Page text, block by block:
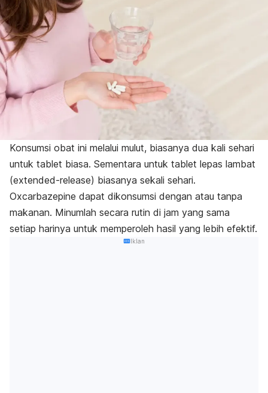
Konsumsi obat ini melalui mulut, biasanya dua kali sehari
untuk tablet biasa. Sementara untuk tablet lepas lambat
(extended-release) biasanya sekali sehari.
Oxcarbazepine dapat dikonsumsi dengan atau tanpa
makanan. Minumlah secara rutin di jam yang sama
setiap harinya untuk memperoleh hasil yang lebih efektif.
Iklan